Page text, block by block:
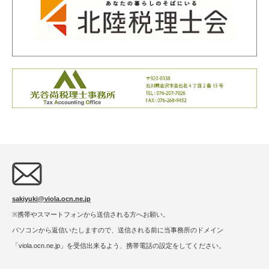
sakiyuki@viola.ocn.ne.jp
※携帯やスマートフォンから送信される方へお願い。
パソコンから返信いたしますので、送信される前に当事務所のドメイン
「viola.ocn.ne.jp」を受信出来るよう、携帯電話の設定をしてください。